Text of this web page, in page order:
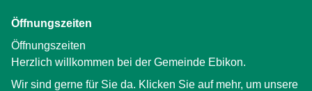
Öffnungszeiten
Öffnungszeiten
Herzlich willkommen bei der Gemeinde Ebikon.
Wir sind gerne für Sie da. Klicken Sie auf mehr, um unsere